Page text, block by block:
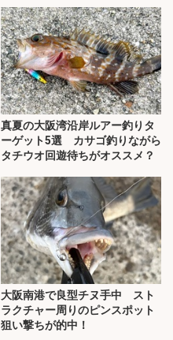
真夏の大阪湾沿岸ルアー釣りタ
ーゲット5選 カサゴ釣りながら
タチウオ回遊待ちがオススメ？
大阪南港で良型チヌ手中 スト
ラクチャー周りのピンスポット
狙い撃ちが的中！